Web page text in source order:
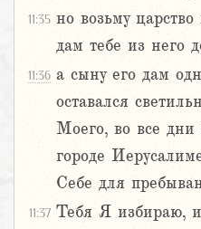
11:35 но возьму
дам тебе из него
11:36 а сыну его дам
оставался
Моего, во все
городе
Себе для
11:37 Тебя Я избираю,